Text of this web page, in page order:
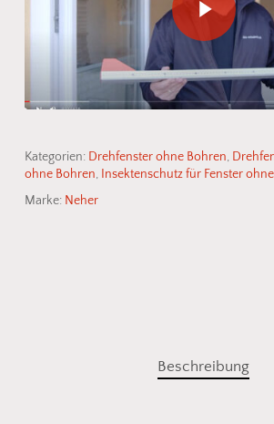
Kategorien: Drehfenster ohne Bohren,
ohne Bohren, Insektenschutz für Fenster
Marke: Neher
Beschreibung